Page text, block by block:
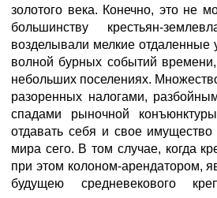
золотого века. Конечно, это не
большинству крестьян-
возделывали мелкие отдаленные
волной бурных событий
небольших поселениях.
разоренных налогами,
спадами рыночной
отдавать себя и свое
мира сего. В том случае, когда
при этом колоном-арендатором,
будущею средневекового